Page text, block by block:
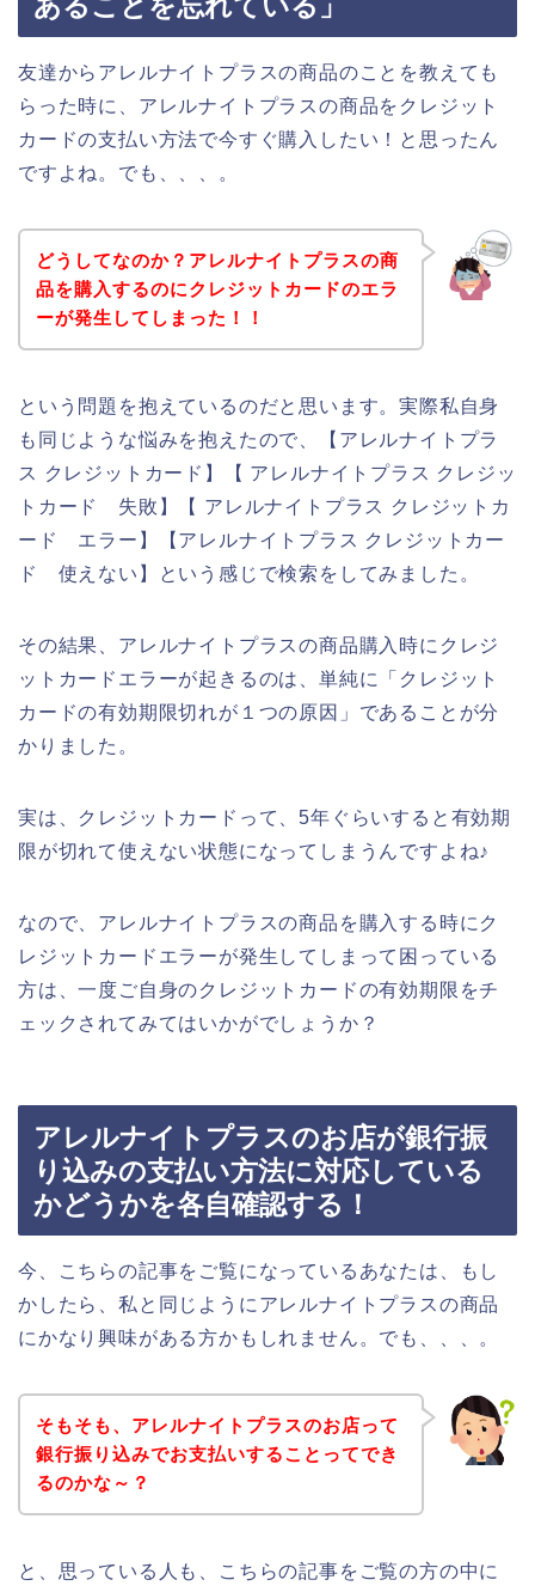
友達からアレルナイトプラスの商品のことを教えても
らった時に、アレルナイトプラスの商品をクレジット
カードの支払い方法で今すぐ購入したい！と思ったん
ですよね。でも、、、。
どうしてなのか？アレルナイトプラスの商
品を購入するのにクレジットカードのエラ
ーが発生してしまった！！
という問題を抱えているのだと思います。実際私自身
も同じような悩みを抱えたので、【アレルナイトプラ
ス クレジットカード】【 アレルナイトプラス クレジッ
トカード 失敗】【 アレルナイトプラス クレジットカ
ード エラー】【アレルナイトプラス クレジットカー
ド 使えない】という感じで検索をしてみました。
その結果、アレルナイトプラスの商品購入時にクレジ
ットカードエラーが起きるのは、単純に「クレジット
カードの有効期限切れが１つの原因」であることが分
かりました。
実は、クレジットカードって、5年ぐらいすると有効期
限が切れて使えない状態になってしまうんですよね♪
なので、アレルナイトプラスの商品を購入する時にク
レジットカードエラーが発生してしまって困っている
方は、一度ご自身のクレジットカードの有効期限をチ
ェックされてみてはいかがでしょうか？
アレルナイトプラスのお店が銀行振
り込みの支払い方法に対応している
かどうかを各自確認する！
今、こちらの記事をご覧になっているあなたは、もし
かしたら、私と同じようにアレルナイトプラスの商品
にかなり興味がある方かもしれません。でも、、、。
そもそも、アレルナイトプラスのお店って
銀行振り込みでお支払いすることってでき
るのかな～？
と、思っている人も、こちらの記事をご覧の方の中に